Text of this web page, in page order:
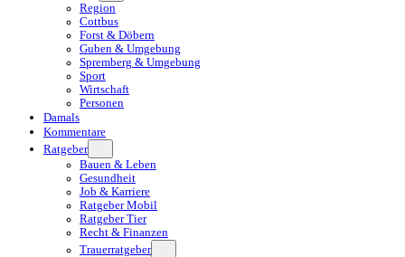
Region
Cottbus
Forst & Döbern
Guben & Umgebung
Spremberg & Umgebung
Sport
Wirtschaft
Personen
Damals
Kommentare
Ratgeber
Bauen & Leben
Gesundheit
Job & Karriere
Ratgeber Mobil
Ratgeber Tier
Recht & Finanzen
Trauerratgeber